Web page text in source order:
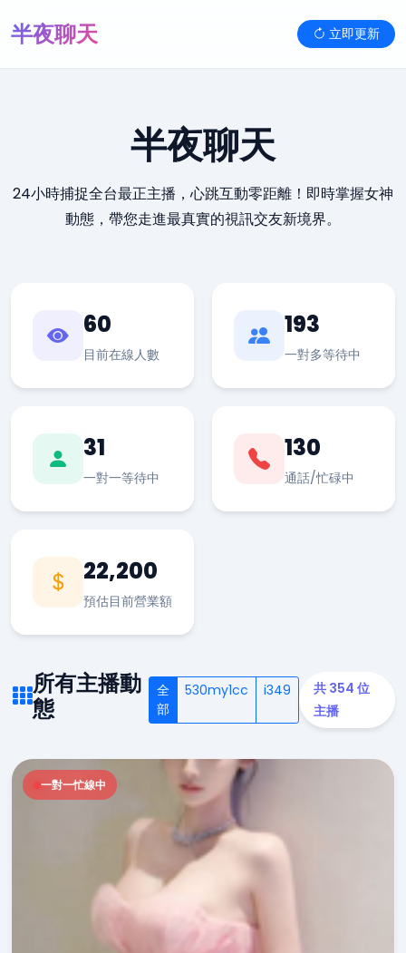
半夜聊天 立即更新
半夜聊天
24小時捕捉全台最正主播，心跳互動零距離！即時掌握女神
動態，帶您走進最真實的視訊交友新境界。
60
目前在線人數
193
一對多等待中
31
一對一等待中
130
通話/忙碌中
22,200
預估目前營業額
所有主播動
態
全
部
530my1cc i349
共 354 位
主播
一對一忙線中